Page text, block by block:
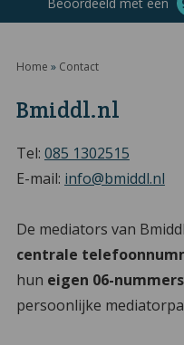
Home » Contact
Bmiddl.nl
Tel: 085 1302515
E-mail: info@bmiddl.nl
De mediators van
centrale
hun eigen 06-nummers
persoonlijke